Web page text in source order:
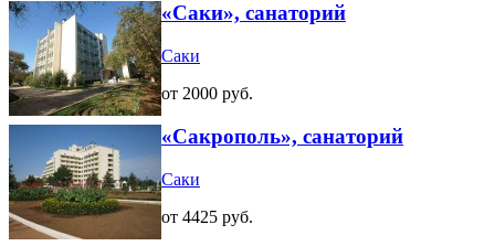
«Саки», санаторий
Саки
от 2000 руб.
«Сакрополь», санаторий
Саки
от 4425 руб.